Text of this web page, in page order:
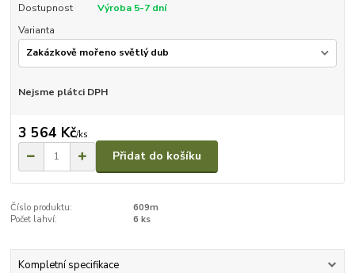
Dostupnost
Výroba 5-7 dní
Varianta
Nejsme plátci DPH
3 564 Kč/ks
Přidat do košíku
Číslo produktu:
609m
Počet lahví:
6 ks
Kompletní specifikace